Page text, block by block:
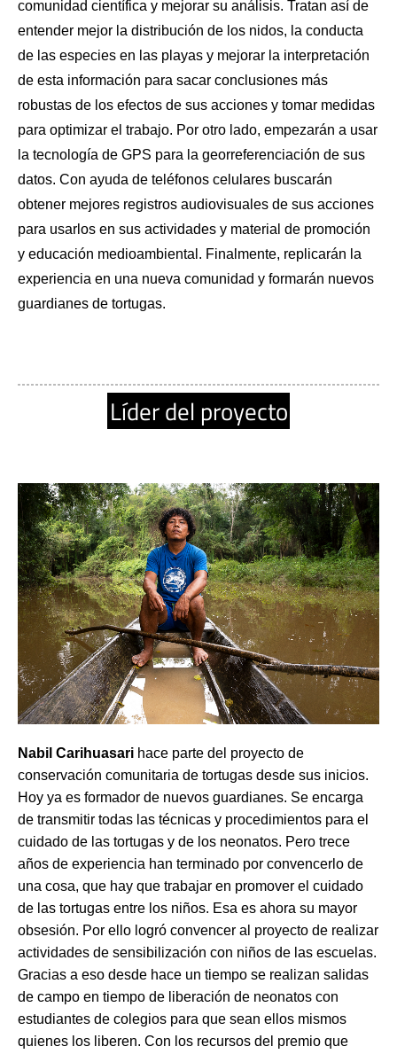
comunidad científica y mejorar su análisis. Tratan así de
entender mejor la distribución de los nidos, la conducta
de las especies en las playas y mejorar la interpretación
de esta información para sacar conclusiones más
robustas de los efectos de sus acciones y tomar medidas
para optimizar el trabajo. Por otro lado, empezarán a usar
la tecnología de GPS para la georreferenciación de sus
datos. Con ayuda de teléfonos celulares buscarán
obtener mejores registros audiovisuales de sus acciones
para usarlos en sus actividades y material de promoción
y educación medioambiental. Finalmente, replicarán la
experiencia en una nueva comunidad y formarán nuevos
guardianes de tortugas.
Líder del proyecto
Nabil Carihuasari hace parte del proyecto de
conservación comunitaria de tortugas desde sus inicios.
Hoy ya es formador de nuevos guardianes. Se encarga
de transmitir todas las técnicas y procedimientos para el
cuidado de las tortugas y de los neonatos. Pero trece
años de experiencia han terminado por convencerlo de
una cosa, que hay que trabajar en promover el cuidado
de las tortugas entre los niños. Esa es ahora su mayor
obsesión. Por ello logró convencer al proyecto de realizar
actividades de sensibilización con niños de las escuelas.
Gracias a eso desde hace un tiempo se realizan salidas
de campo en tiempo de liberación de neonatos con
estudiantes de colegios para que sean ellos mismos
quienes los liberen. Con los recursos del premio que